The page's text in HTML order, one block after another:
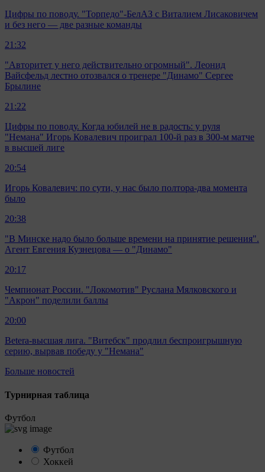
Цифры по поводу. "Торпедо"-БелАЗ с Виталием Лисаковичем
и без него — две разные команды
21:32
"Авторитет у него действительно огромный". Леонид
Вайсфельд лестно отозвался о тренере "Динамо" Сергее
Брылине
21:22
Цифры по поводу. Когда юбилей не в радость: у руля
"Немана" Игорь Ковалевич проиграл 100-й раз в 300-м матче
в высшей лиге
20:54
Игорь Ковалевич: по сути, у нас было полтора-два момента
было
20:38
"В Минске надо было больше времени на принятие решения".
Агент Евгения Кузнецова — о "Динамо"
20:17
Чемпионат России. "Локомотив" Руслана Мялковского и
"Акрон" поделили баллы
20:00
Betera-высшая лига. "Витебск" продлил беспроигрышную
серию, вырвав победу у "Немана"
Больше новостей
Турнирная таблица
Футбол
Футбол
Хоккей